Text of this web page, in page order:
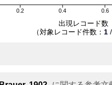
0.2 0.4 0.6
出現レコード数
（対象レコード件数： 1 /